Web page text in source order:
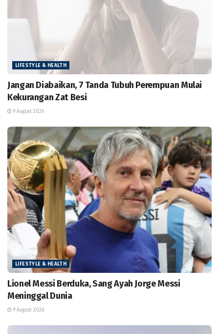
LIFESTYLE & HEALTH
Jangan Diabaikan, 7 Tanda Tubuh Perempuan Mulai
Kekurangan Zat Besi
9 August 2026
LIFESTYLE & HEALTH
Lionel Messi Berduka, Sang Ayah Jorge Messi
Meninggal Dunia
9 August 2026